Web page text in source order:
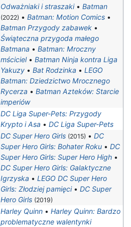
Odważniaki i straszaki• Batman
(2022) • Batman: Motion Comics •
Batman Przygody zabawek •
Świąteczna przygoda małego
Batmana • Batman: Mroczny
mściciel• Batman Ninja kontra Liga
Yakuzy • Bat Rodzinka • LEGO
Batman: Dziedzictwo Mrocznego
Rycerza • Batman Azteków: Starcie
imperiów
DC Liga Super-Pets: Przygody
Krypto i Asa • DC Liga Super-Pets
DC Super Hero Girls (2015) • DC
Super Hero Girls: Bohater Roku • DC
Super Hero Girls: Super Hero High •
DC Super Hero Girls: Galaktyczne
Igrzyska • LEGO DC Super Hero
Girls: Złodziej pamięci• DC Super
Hero Girls (2019)
Harley Quinn • Harley Quinn: Bardzo
problematyczne walentynki